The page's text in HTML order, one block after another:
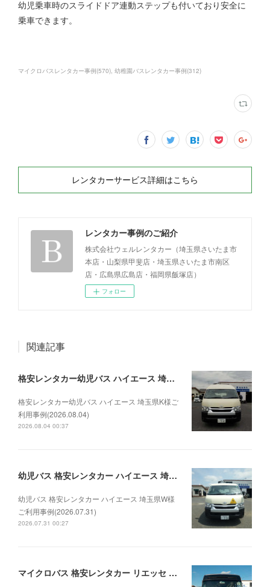
幼児乗車時のスライドドア連動ステップも付いており安全に
乗車できます。
マイクロバスレンタカー事例(570) 幼稚園バスレンタカー事例(312)
レンタカーサービス詳細はこちら
レンタカー事例のご紹介
株式会社ウェルレンタカー（埼玉県さいたま市
本店・山梨県甲斐店・埼玉県さいたま市南区
店・広島県広島店・福岡県飯塚店）
フォロー
関連記事
格安レンタカー幼児バス ハイエース 埼玉県K様ご利用事例(2026.08.04)
格安レンタカー幼児バス ハイエース 埼玉県K様ご
利用事例(2026.08.04)
2026.08.04 00:37
幼児バス 格安レンタカー ハイエース 埼玉県W様ご利用事例(2026.07.31)
幼児バス 格安レンタカー ハイエース 埼玉県W様
ご利用事例(2026.07.31)
2026.07.31 00:27
マイクロバス 格安レンタカー リエッセ 千葉県D法人様ご利用事例(2026.07.30)